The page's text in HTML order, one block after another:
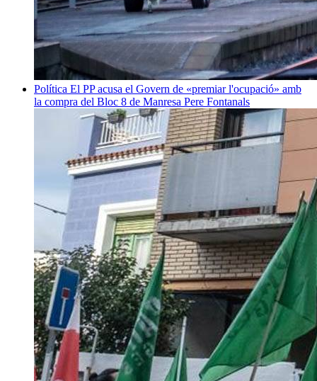
Política El PP acusa el Govern de «premiar l'ocupació» amb
la compra del Bloc 8 de Manresa Pere Fontanals